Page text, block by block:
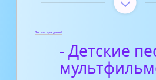
Песни для детей
- Детские